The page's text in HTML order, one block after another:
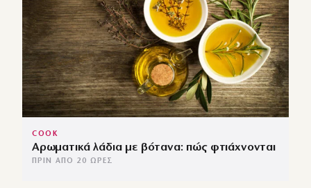
COOK
Αρωματικά λάδια με βότανα: πώς φτιάχνονται
ΠΡΙΝ ΑΠΌ 20 ΏΡΕΣ